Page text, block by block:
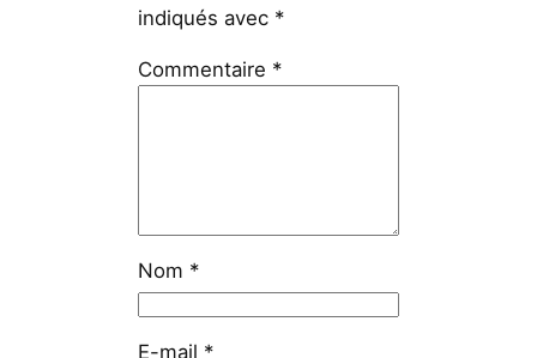
indiqués avec *
Commentaire *
Nom *
E-mail *